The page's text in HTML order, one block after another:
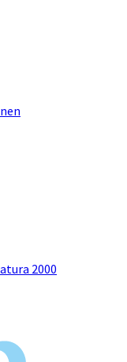
2000